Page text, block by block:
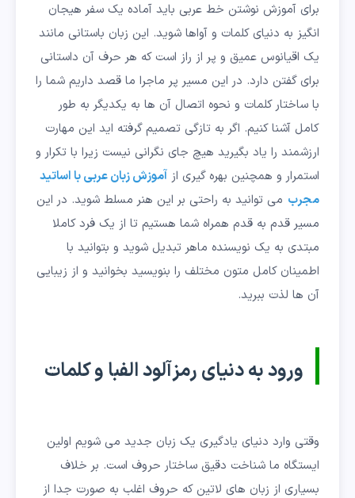
برای آموزش نوشتن خط عربی باید آماده یک سفر هیجان
انگیز به دنیای کلمات و آواها شوید. این زبان باستانی مانند
یک اقیانوس عمیق و پر از راز است که هر حرف آن داستانی
برای گفتن دارد. در این مسیر پر ماجرا ما قصد داریم شما را
با ساختار کلمات و نحوه اتصال آن ها به یکدیگر به طور
کامل آشنا کنیم. اگر به تازگی تصمیم گرفته اید این مهارت
ارزشمند را یاد بگیرید هیچ جای نگرانی نیست زیرا با تکرار و
استمرار و همچنین بهره گیری از آموزش زبان عربی با اساتید
مجرب می توانید به راحتی بر این هنر مسلط شوید. در این
مسیر قدم به قدم همراه شما هستیم تا از یک فرد کاملا
مبتدی به یک نویسنده ماهر تبدیل شوید و بتوانید با
اطمینان کامل متون مختلف را بنویسید بخوانید و از زیبایی
آن ها لذت ببرید.
ورود به دنیای رمزآلود الفبا و کلمات
وقتی وارد دنیای یادگیری یک زبان جدید می شویم اولین
ایستگاه ما شناخت دقیق ساختار حروف است. بر خلاف
بسیاری از زبان های لاتین که حروف اغلب به صورت جدا از